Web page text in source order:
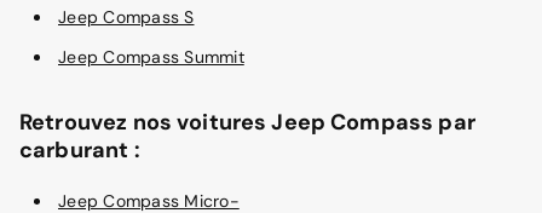
Jeep Compass S
Jeep Compass Summit
Retrouvez nos voitures Jeep Compass par
carburant :
Jeep Compass Micro-